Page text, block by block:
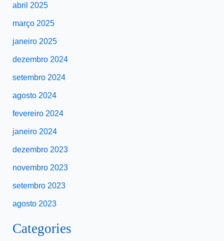
abril 2025
março 2025
janeiro 2025
dezembro 2024
setembro 2024
agosto 2024
fevereiro 2024
janeiro 2024
dezembro 2023
novembro 2023
setembro 2023
agosto 2023
Categories